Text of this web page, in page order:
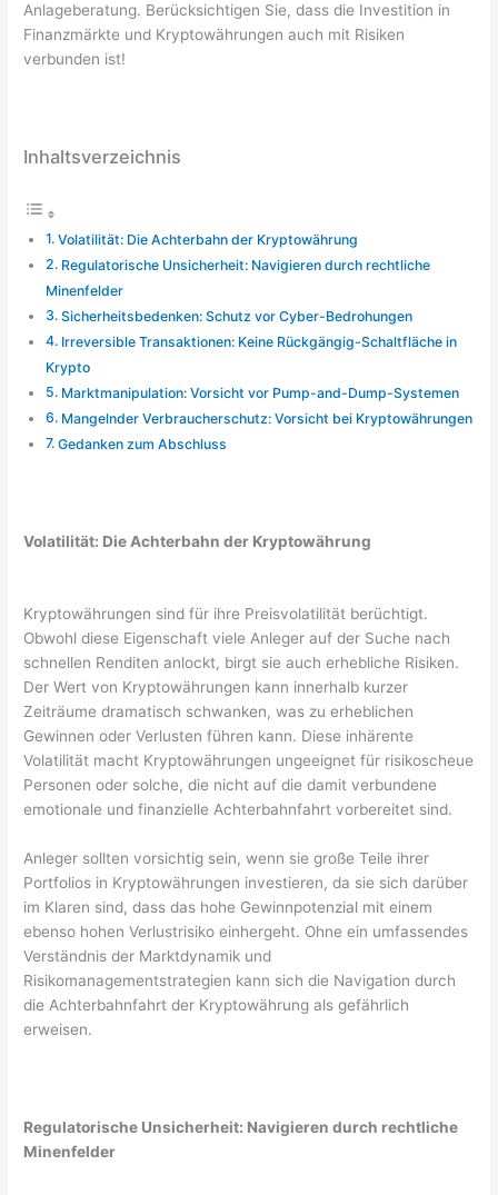
Anlageberatung. Berücksichtigen Sie, dass die Investition in
Finanzmärkte und Kryptowährungen auch mit Risiken
verbunden ist!
Inhaltsverzeichnis
Volatilität: Die Achterbahn der Kryptowährung
Regulatorische Unsicherheit: Navigieren durch rechtliche
Minenfelder
Sicherheitsbedenken: Schutz vor Cyber-Bedrohungen
Irreversible Transaktionen: Keine Rückgängig-Schaltfläche in
Krypto
Marktmanipulation: Vorsicht vor Pump-and-Dump-Systemen
Mangelnder Verbraucherschutz: Vorsicht bei Kryptowährungen
Gedanken zum Abschluss
Volatilität: Die Achterbahn der Kryptowährung
Kryptowährungen sind für ihre Preisvolatilität berüchtigt.
Obwohl diese Eigenschaft viele Anleger auf der Suche nach
schnellen Renditen anlockt, birgt sie auch erhebliche Risiken.
Der Wert von Kryptowährungen kann innerhalb kurzer
Zeiträume dramatisch schwanken, was zu erheblichen
Gewinnen oder Verlusten führen kann. Diese inhärente
Volatilität macht Kryptowährungen ungeeignet für risikoscheue
Personen oder solche, die nicht auf die damit verbundene
emotionale und finanzielle Achterbahnfahrt vorbereitet sind.
Anleger sollten vorsichtig sein, wenn sie große Teile ihrer
Portfolios in Kryptowährungen investieren, da sie sich darüber
im Klaren sind, dass das hohe Gewinnpotenzial mit einem
ebenso hohen Verlustrisiko einhergeht. Ohne ein umfassendes
Verständnis der Marktdynamik und
Risikomanagementstrategien kann sich die Navigation durch
die Achterbahnfahrt der Kryptowährung als gefährlich
erweisen.
Regulatorische Unsicherheit: Navigieren durch rechtliche
Minenfelder